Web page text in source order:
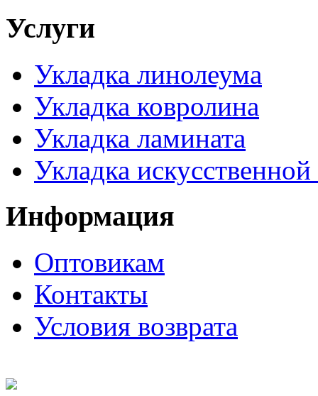
Услуги
Укладка линолеума
Укладка ковролина
Укладка ламината
Укладка
Информация
Оптовикам
Контакты
Условия возврата